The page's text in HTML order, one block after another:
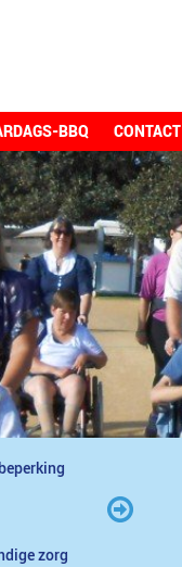
BBQ CONTACT
zorg